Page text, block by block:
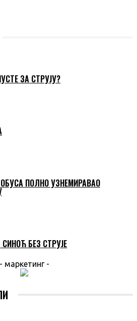
ЗА СТРУЈУ?
ПОЛНО УЗНЕМИРАВАО
БЕЗ СТРУЈЕ
- маркетинг -